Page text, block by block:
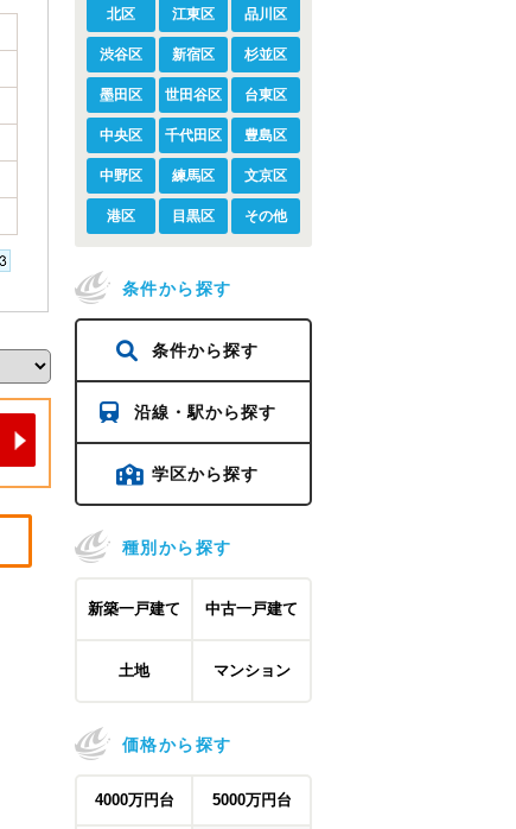
北区 江東区 品川区
渋谷区 新宿区 杉並区
墨田区 世田谷区 台東区
中央区 千代田区 豊島区
中野区 練馬区 文京区
港区 目黒区 その他
条件から探す
条件から探す
沿線・駅から探す
学区から探す
種別から探す
新築一戸建て 中古一戸建て
土地 マンション
価格から探す
4000万円台 5000万円台